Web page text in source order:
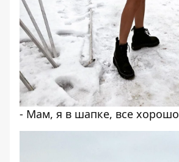
- Мам, я в шапке, все хорошо